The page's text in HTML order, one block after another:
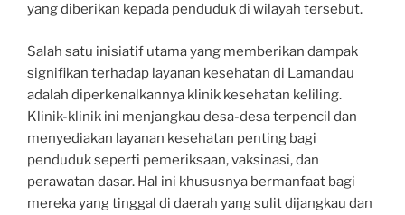
yang diberikan kepada penduduk di wilayah tersebut.
Salah satu inisiatif utama yang memberikan dampak
signifikan terhadap layanan kesehatan di Lamandau
adalah diperkenalkannya klinik kesehatan keliling.
Klinik-klinik ini menjangkau desa-desa terpencil dan
menyediakan layanan kesehatan penting bagi
penduduk seperti pemeriksaan, vaksinasi, dan
perawatan dasar. Hal ini khususnya bermanfaat bagi
mereka yang tinggal di daerah yang sulit dijangkau dan